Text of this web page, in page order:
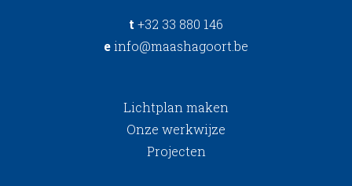
t+32 33 880 146
einfo@maashagoort.be
Lichtplan maken
Onze werkwijze
Projecten